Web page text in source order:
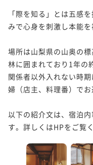
「際を知る」とは五感
みで心身を刺激し本能を
場所は山梨県の山奥の
林に囲まれており1年の
関係者以外入れない時
婦（店主、料理番）でお
以下の紹介文は、宿泊
す。詳しくはHPをご覧